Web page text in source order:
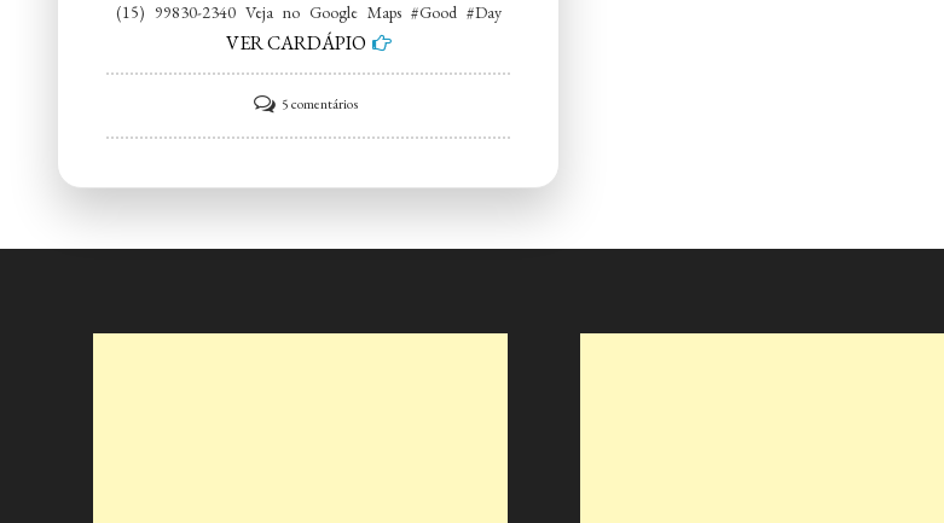
(15) 99830-2340 Veja no Google Maps #Good #Day
VER CARDÁPIO
5 comentáriosem
Good